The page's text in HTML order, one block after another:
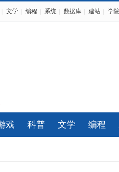
文学 编程 系统 数据库 建站 学院
戏 科普 文学 编程